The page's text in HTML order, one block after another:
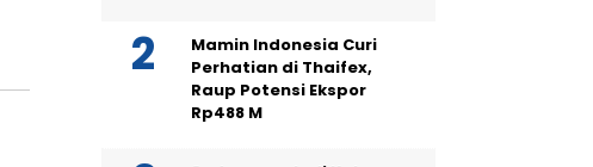
Mamin Indonesia Curi
Perhatian di Thaifex,
Raup Potensi Ekspor
Rp488 M